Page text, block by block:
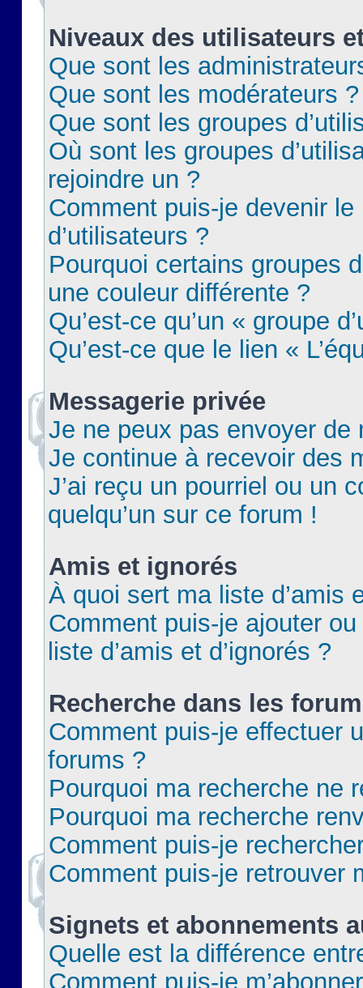
Niveaux des utilisateurs
Que sont les
Que sont les modérateurs ?
Que sont les groupes
Où sont les groupes
rejoindre un ?
Comment puis-je devenir le
d’utilisateurs ?
Pourquoi certains groupes
une couleur différente ?
Qu’est-ce qu’un « groupe
Qu’est-ce que le lien «
Messagerie privée
Je ne peux pas envoyer de
Je continue à recevoir des
J’ai reçu un pourriel ou un
quelqu’un sur ce forum !
Amis et ignorés
À quoi sert ma liste d’amis
Comment puis-je ajouter
liste d’amis et d’ignorés ?
Recherche dans les
Comment puis-je effectuer
forums ?
Pourquoi ma recherche ne
Pourquoi ma recherche
Comment puis-je
Comment puis-je retrouver
Signets et abonnements
Quelle est la différence
Comment puis-je